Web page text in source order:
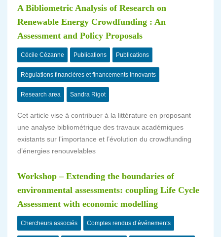
A Bibliometric Analysis of Research on
Renewable Energy Crowdfunding : An
Assessment and Policy Proposals
Cécile Cézanne Publications Publications
Régulations financières et financements innovants
Research area Sandra Rigot
Cet article vise à contribuer à la littérature en proposant
une analyse bibliométrique des travaux académiques
existants sur l’importance et l’évolution du crowdfunding
d’énergies renouvelables
Workshop – Extending the boundaries of
environmental assessments: coupling Life Cycle
Assessment with economic modelling
Chercheurs associés Comptes rendus d’événements